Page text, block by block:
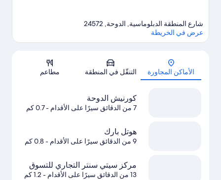
الخريطة
شارع المنطقة الدبلوماسية, الدوحة, 24572
عرض في الخريطة
الأماكن المجاورة التنقّل في المنطقة مطاعم
كورنيش الدوحة
7 من الدقائق سيرًا على الأقدام - 0.7 كم
هوتل بارك
9 من الدقائق سيرًا على الأقدام - 0.8 كم
مركز سيتي سنتر التجاري للتسوق
13 من الدقائق سيرًا على الأقدام - 1.2 كم